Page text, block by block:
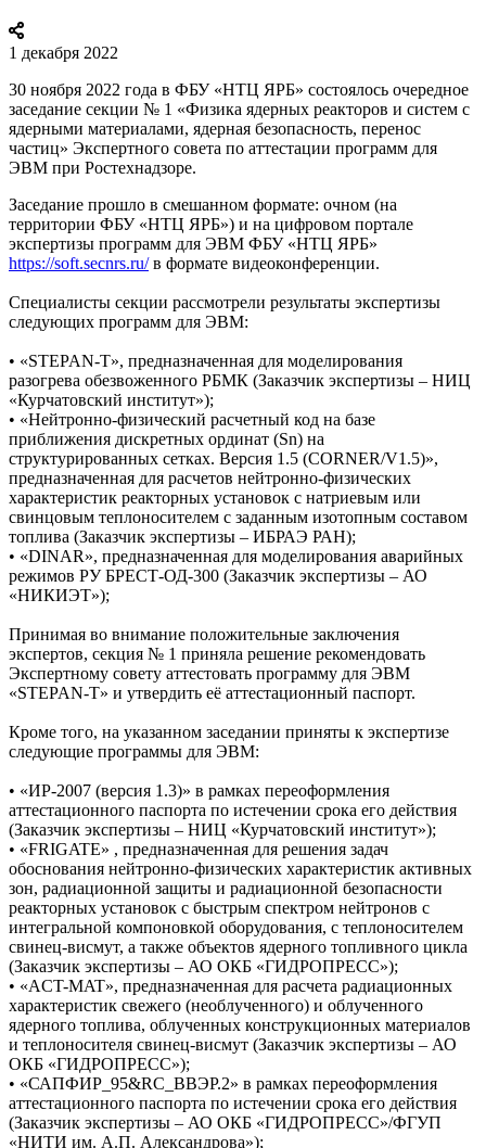
1 декабря 2022
30 ноября 2022 года в ФБУ «НТЦ ЯРБ» состоялось очередное
заседание секции № 1 «Физика ядерных реакторов и систем с
ядерными материалами, ядерная безопасность, перенос
частиц» Экспертного совета по аттестации программ для
ЭВМ при Ростехнадзоре.
Заседание прошло в смешанном формате: очном (на
территории ФБУ «НТЦ ЯРБ») и на цифровом портале
экспертизы программ для ЭВМ ФБУ «НТЦ ЯРБ»
https://soft.secnrs.ru/в формате видеоконференции.
Специалисты секции рассмотрели результаты экспертизы
следующих программ для ЭВМ:
• «STEPAN-T», предназначенная для моделирования
разогрева обезвоженного РБМК (Заказчик экспертизы – НИЦ
«Курчатовский институт»);
• «Нейтронно-физический расчетный код на базе
приближения дискретных ординат (Sn) на
структурированных сетках. Версия 1.5 (CORNER/V1.5)»,
предназначенная для расчетов нейтронно-физических
характеристик реакторных установок с натриевым или
свинцовым теплоносителем с заданным изотопным составом
топлива (Заказчик экспертизы – ИБРАЭ РАН);
• «DINAR», предназначенная для моделирования аварийных
режимов РУ БРЕСТ-ОД-300 (Заказчик экспертизы – АО
«НИКИЭТ»);
Принимая во внимание положительные заключения
экспертов, секция № 1 приняла решение рекомендовать
Экспертному совету аттестовать программу для ЭВМ
«STEPAN-T» и утвердить её аттестационный паспорт.
Кроме того, на указанном заседании приняты к экспертизе
следующие программы для ЭВМ:
• «ИР-2007 (версия 1.3)» в рамках переоформления
аттестационного паспорта по истечении срока его действия
(Заказчик экспертизы – НИЦ «Курчатовский институт»);
• «FRIGATE» , предназначенная для решения задач
обоснования нейтронно-физических характеристик активных
зон, радиационной защиты и радиационной безопасности
реакторных установок с быстрым спектром нейтронов с
интегральной компоновкой оборудования, с теплоносителем
свинец-висмут, а также объектов ядерного топливного цикла
(Заказчик экспертизы – АО ОКБ «ГИДРОПРЕСС»);
• «ACT-MAT», предназначенная для расчета радиационных
характеристик свежего (необлученного) и облученного
ядерного топлива, облученных конструкционных материалов
и теплоносителя свинец-висмут (Заказчик экспертизы – АО
ОКБ «ГИДРОПРЕСС»);
• «САПФИР_95&RC_ВВЭР.2» в рамках переоформления
аттестационного паспорта по истечении срока его действия
(Заказчик экспертизы – АО ОКБ «ГИДРОПРЕСС»/ФГУП
«НИТИ им. А.П. Александрова»);